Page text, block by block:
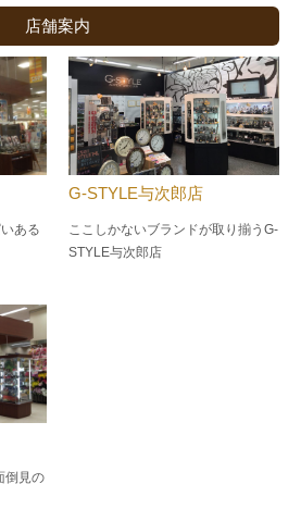
店舗案内
ある
G-STYLE与次郎店
ここしかないブランドが取り揃うG-
STYLE与次郎店
倒見の